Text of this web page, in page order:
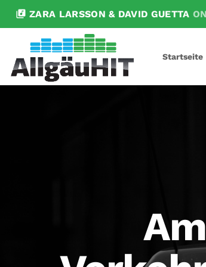
library_music ZARA LARSSON & DAVID GUETTA
Startseite